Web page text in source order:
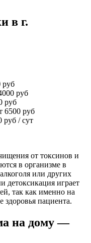
в г.
руб
руб
руб
6500 руб
руб / сут
от токсинов и
в организме в
или других
детоксикация играет
так как именно на
здоровья пациента.
на дому —